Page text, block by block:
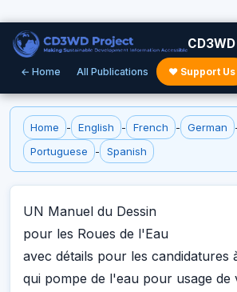
← Home All Publications ♥ Support Us
Home - English - French - German
Portuguese
- Spanish
UN Manuel du Dessin
pour les Roues de l'Eau
avec détails pour les candidatures
qui pompe de l'eau pour usage de